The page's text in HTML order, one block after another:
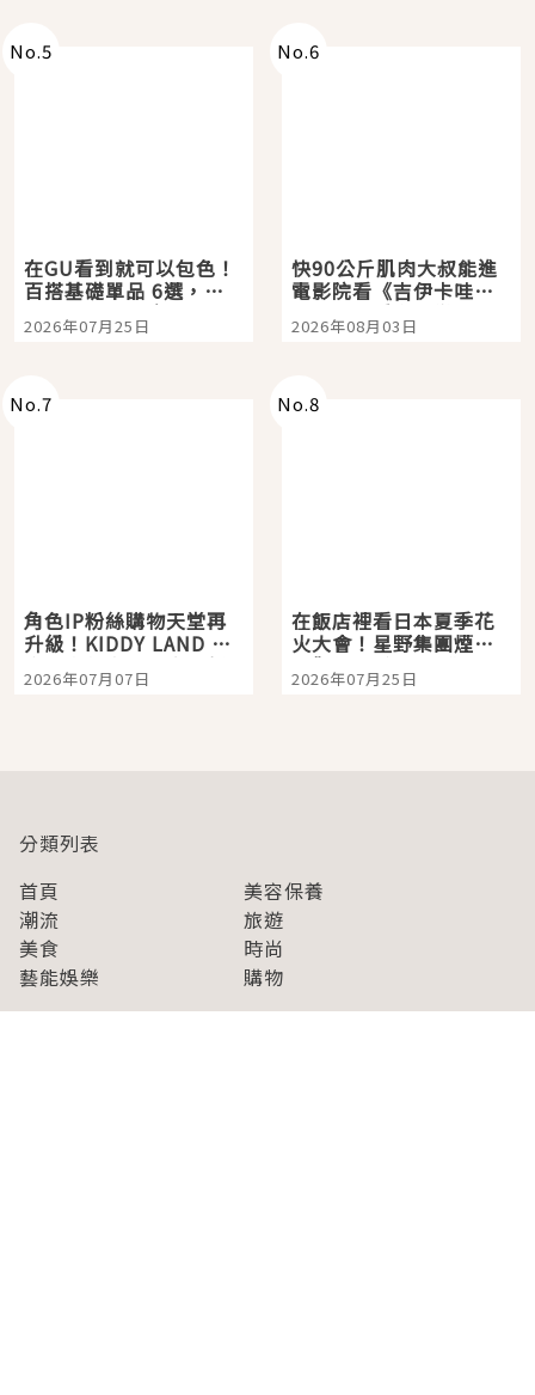
No.5
在GU看到就可以包色！
百搭基礎單品 6選，閉
眼全收也不心疼
2026年07月25日
No.6
快90公斤肌肉大叔能進
電影院看《吉伊卡哇》
嗎？日本重金屬樂團
「打首」會長與nagano
2026年08月03日
No.7
角色IP粉絲購物天堂再
升級！KIDDY LAND 原
宿店吉伊卡哇迎客，新
開幕 OMOKADO 店3分
2026年07月07日
No.8
在飯店裡看日本夏季花
火大會！星野集團煙火
景觀飯店6選，讓你不用
人擠人悠閒欣賞
2026年07月25日
分類列表
首頁
美容保養
潮流
旅遊
美食
時尚
藝能娛樂
購物